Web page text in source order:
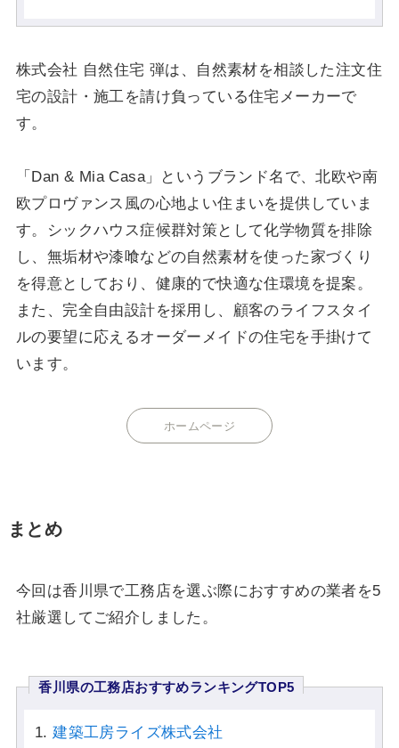
株式会社 自然住宅 弾は、自然素材を相談した注文住
宅の設計・施工を請け負っている住宅メーカーで
す。
「Dan & Mia Casa」というブランド名で、北欧や南
欧プロヴァンス風の心地よい住まいを提供していま
す。シックハウス症候群対策として化学物質を排除
し、無垢材や漆喰などの自然素材を使った家づくり
を得意としており、健康的で快適な住環境を提案。
また、完全自由設計を採用し、顧客のライフスタイ
ルの要望に応えるオーダーメイドの住宅を手掛けて
います。
ホームページ
まとめ
今回は香川県で工務店を選ぶ際におすすめの業者を5
社厳選してご紹介しました。
香川県の工務店おすすめランキングTOP5
建築工房ライズ株式会社